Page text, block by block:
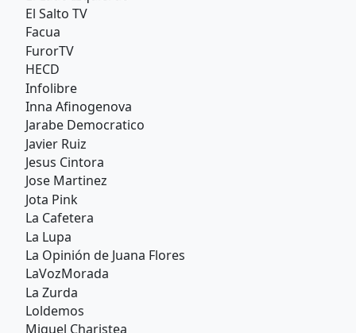
El Salto TV
Facua
FurorTV
HECD
Infolibre
Inna Afinogenova
Jarabe Democratico
Javier Ruiz
Jesus Cintora
Jose Martinez
Jota Pink
La Cafetera
La Lupa
La Opinión de Juana Flores
LaVozMorada
La Zurda
Loldemos
Miguel Charistea